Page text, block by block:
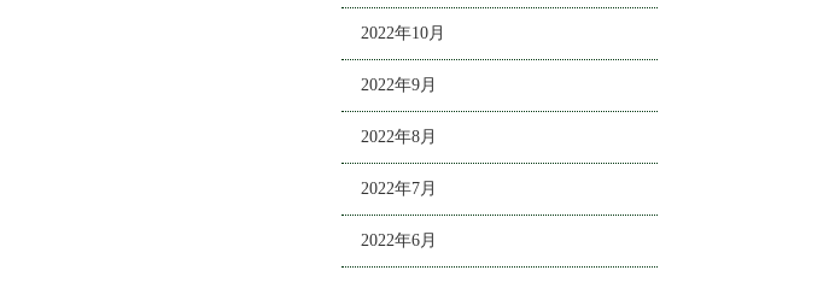
2022年10月
2022年9月
2022年8月
2022年7月
2022年6月